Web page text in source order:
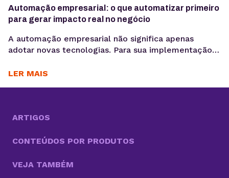
Automação empresarial: o que automatizar primeiro
para gerar impacto real no negócio
A automação empresarial não significa apenas
adotar novas tecnologias. Para sua implementação
trabalho que reduzam tarefas repetitivas. Ou
tarefas necessárias para competir no mercado, a
LER MAIS
ARTIGOS
CONTEÚDOS POR PRODUTOS
VEJA TAMBÉM